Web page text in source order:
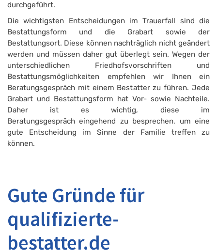
durchgeführt.
Die wichtigsten Entscheidungen im Trauerfall sind die
Bestattungsform und die Grabart sowie der
Bestattungsort. Diese können nachträglich nicht geändert
werden und müssen daher gut überlegt sein. Wegen der
unterschiedlichen Friedhofsvorschriften und
Bestattungsmöglichkeiten empfehlen wir Ihnen ein
Beratungsgespräch mit einem Bestatter zu führen. Jede
Grabart und Bestattungsform hat Vor- sowie Nachteile.
Daher ist es wichtig, diese im
Beratungsgespräch eingehend zu besprechen, um eine
gute Entscheidung im Sinne der Familie treffen zu
können.
Gute Gründe für
qualifizierte-
bestatter.de